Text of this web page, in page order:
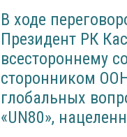
В ходе
Президент РК
всестороннему
сторонником
глобальных
«UN80»,